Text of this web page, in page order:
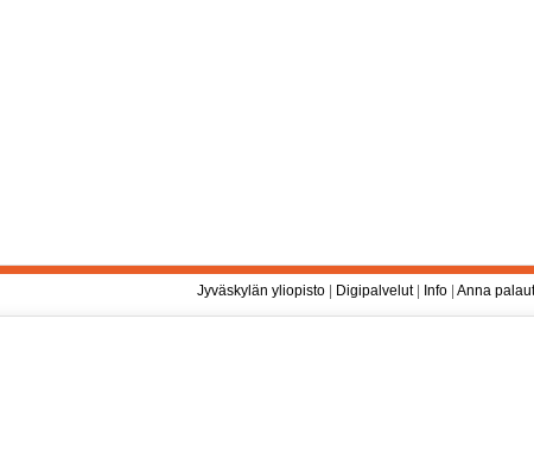
Jyväskylän yliopisto| Digipalvelut| Info| Anna